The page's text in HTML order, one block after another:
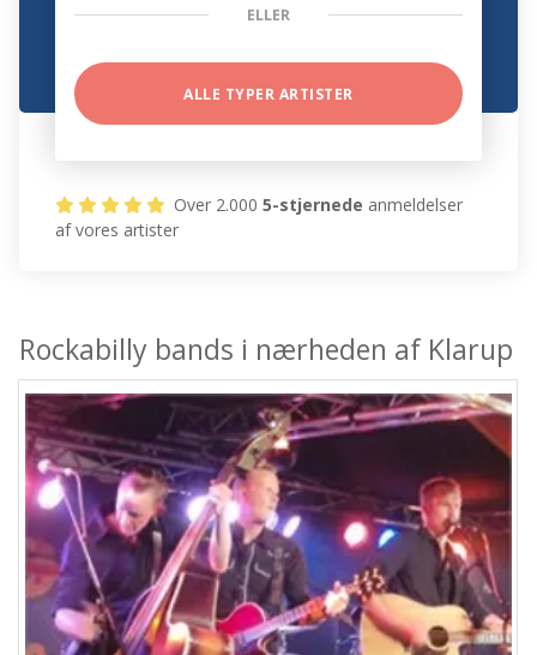
ELLER
ALLE TYPER ARTISTER
Over 2.0005-stjernede anmeldelser
af vores artister
Rockabilly bands i nærheden af Klarup